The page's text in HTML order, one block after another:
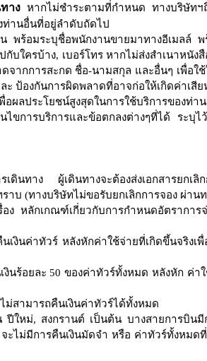
าง หากไม่ชำระตามที่กำหนด ทางบริษัทฯ
ท่านอื่นที่อยู่ลำดับถัดไป
น พร้อมระบุชื่อพนักงานขายมาทางอีเมลล์
กับใครบ้าง, เบอร์โทร หากไม่ส่งสำเนาหนัง
จากการสะกด ชื่อ-นามสกุล และอื่นๆ เพื่อใ
ป้องกันการผิดพลาดที่อาจก่อให้เกิดค่าเสีย
ผลประโยชน์สูงสุดในการใช้บริการของท่า
การบริการและข้อตกลงต่างๆที่ได้ ระบุไ
เดินทางผู้เดินทางจะต้องส่งเอกสารยกเลิ
าบ (ทางบริษัทไม่ขอรับยกเลิกการจอง ผ่าน
ง หลักเกณฑ์เกี่ยวกับการกำหนดอัตราการ
นเงินค่าทัวร์ หลังหักค่าใช้จ่ายที่เกิดขึ้นจริงเ
งินร้อยละ 50 ของค่าทัวร์ทั้งหมด หลังหัก ค่าใ
ม่สามารถคืนเงินค่าทัวร์ได้ทั้งหมด
ปีใหม่, สงกรานต์ เป็นต้น บางสายการบิน
จะไม่มีการคืนเงินมัดจำ หรือ ค่าทัวร์ทั้งหมด